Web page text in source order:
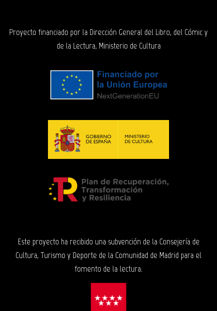
Proyecto financiado por la Dirección General del Libro, del Cómic y
de la Lectura, Ministerio de Cultura
Este proyecto ha recibido una subvención de la Consejería de
Cultura, Turismo y Deporte de la Comunidad de Madrid para el
fomento de la lectura.